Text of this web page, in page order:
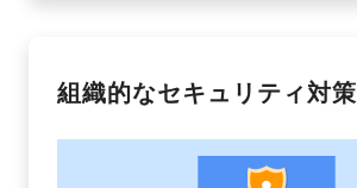
組織的なセキュリティ対策